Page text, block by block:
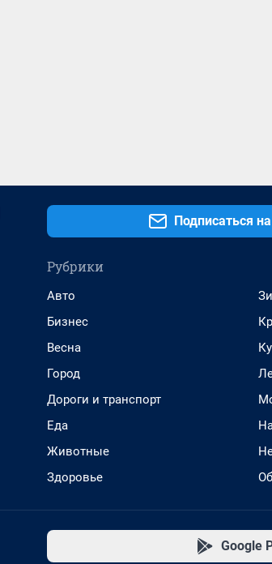
Подписаться
Рубрики
Авто
Бизнес
Весна
Город
Дороги и транспорт
Еда
Животные
Здоровье
Google